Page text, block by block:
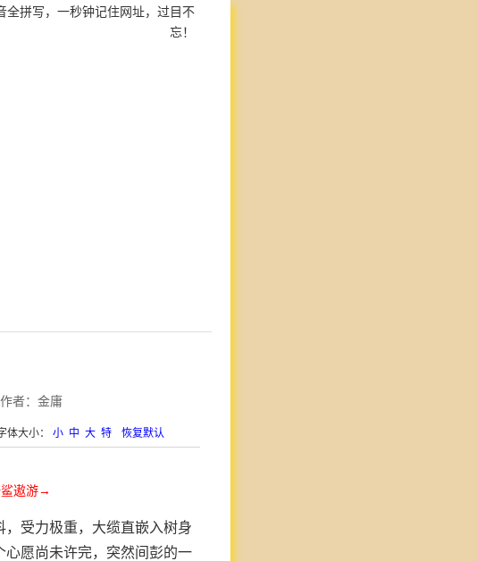
全拼写，一秒钟记住网址，过目不
忘！
者：金庸
体大小： 小 中 大 特 恢复默认
遨游→
受力极重，大缆直嵌入树身
愿尚未许完，突然间彭的一